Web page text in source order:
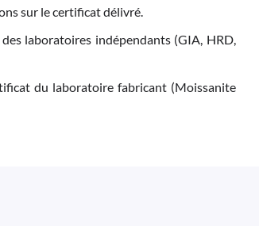
sur le certificat délivré.
laboratoires indépendants (GIA, HRD,
du laboratoire fabricant (Moissanite